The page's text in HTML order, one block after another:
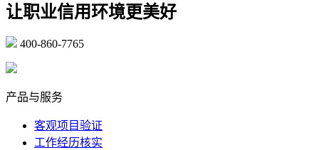
让职业信用环境更美好
400-860-7765
产品与服务
客观项目验证
工作经历核实